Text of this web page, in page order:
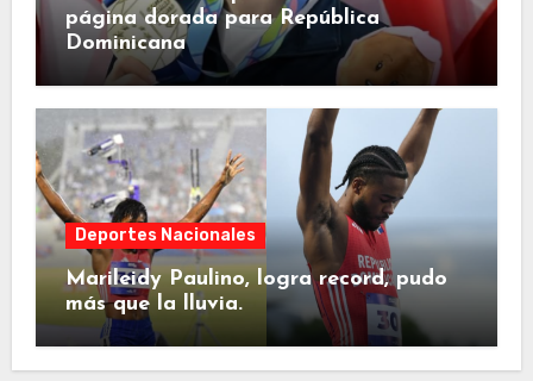
página dorada para República
Dominicana
Deportes Nacionales
Marileidy Paulino, logra record, pudo
más que la lluvia.